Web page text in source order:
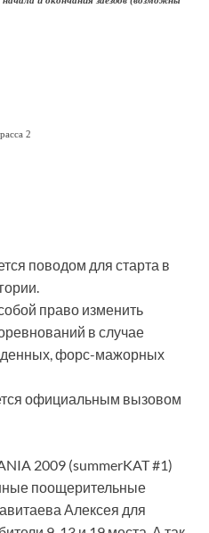
2
поводом для старта в
право изменить
в случае
форс-мажорных
официальным вызовом
2009 (summerKAT #1)
поощерительные
Алексея для